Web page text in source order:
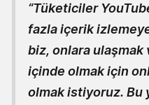
“Tüketiciler
fazla içerik
biz, onlara
içinde olmak için
olmak istiyoruz. Bu